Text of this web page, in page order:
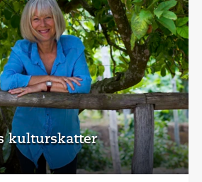
kulturskatter